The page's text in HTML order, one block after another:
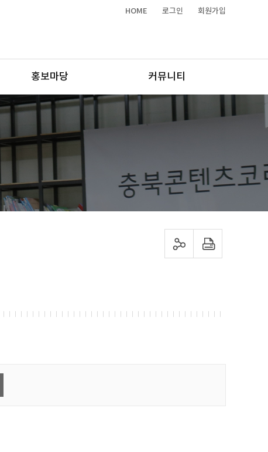
HOME 로그인 회원가입
홍보마당 커뮤니티
sns 공유하기 프린트하기